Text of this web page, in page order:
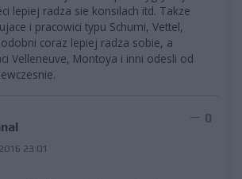
lepiej radza sie konsilach itd. Takze
i pracowici typu Schumi, Vettel,
coraz lepiej radza sobie, a
Velleneuve, Montoya i inni odesli od
23:01
0